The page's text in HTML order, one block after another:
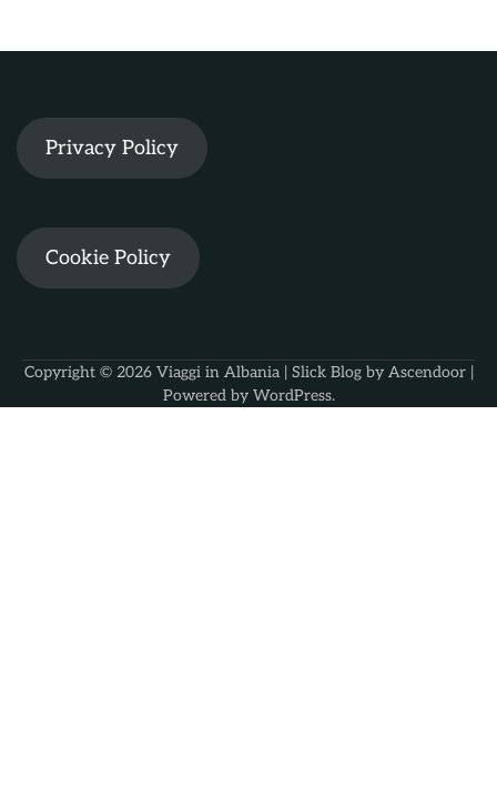
Privacy Policy
Cookie Policy
Copyright © 2026 Viaggi in Albania| Slick Blog by Ascendoor|
Powered by WordPress.